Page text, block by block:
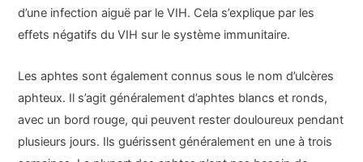
d’une infection aiguë par le VIH. Cela s’explique par les
effets négatifs du VIH sur le système immunitaire.
Les aphtes sont également connus sous le nom d’ulcères
aphteux. Il s’agit généralement d’aphtes blancs et ronds,
avec un bord rouge, qui peuvent rester douloureux pendant
plusieurs jours. Ils guérissent généralement en une à trois